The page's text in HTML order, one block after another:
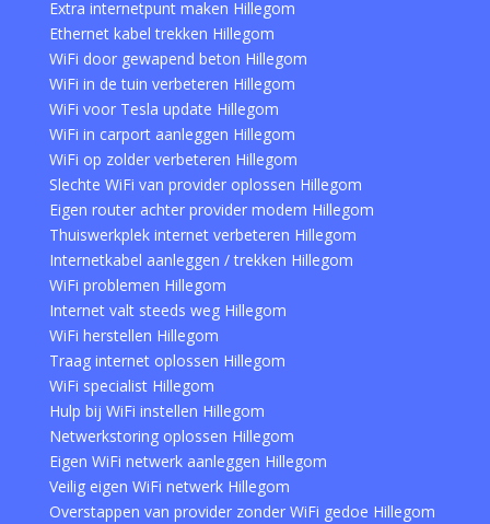
Extra internetpunt maken Hillegom
Ethernet kabel trekken Hillegom
WiFi door gewapend beton Hillegom
WiFi in de tuin verbeteren Hillegom
WiFi voor Tesla update Hillegom
WiFi in carport aanleggen Hillegom
WiFi op zolder verbeteren Hillegom
Slechte WiFi van provider oplossen Hillegom
Eigen router achter provider modem Hillegom
Thuiswerkplek internet verbeteren Hillegom
Internetkabel aanleggen / trekken Hillegom
WiFi problemen Hillegom
Internet valt steeds weg Hillegom
WiFi herstellen Hillegom
Traag internet oplossen Hillegom
WiFi specialist Hillegom
Hulp bij WiFi instellen Hillegom
Netwerkstoring oplossen Hillegom
Eigen WiFi netwerk aanleggen Hillegom
Veilig eigen WiFi netwerk Hillegom
Overstappen van provider zonder WiFi gedoe Hillegom